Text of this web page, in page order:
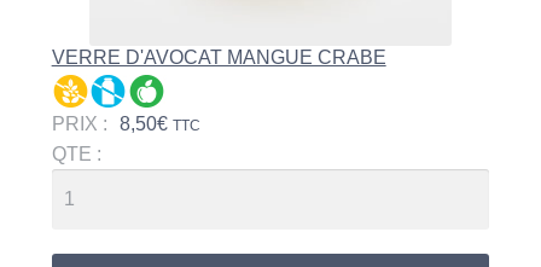
VERRE D'AVOCAT MANGUE CRABE
PRIX : 8,50€ TTC
QTE :